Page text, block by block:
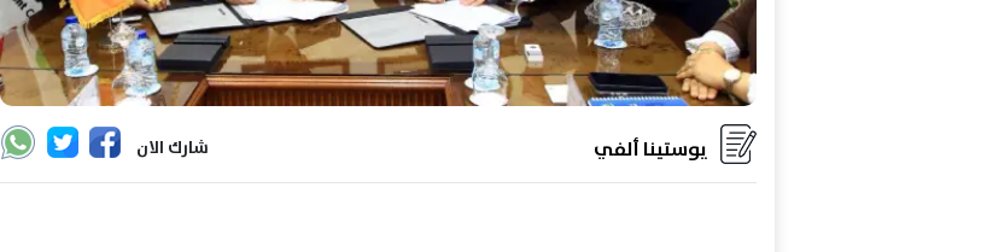
شارك الان يوستينا ألفي